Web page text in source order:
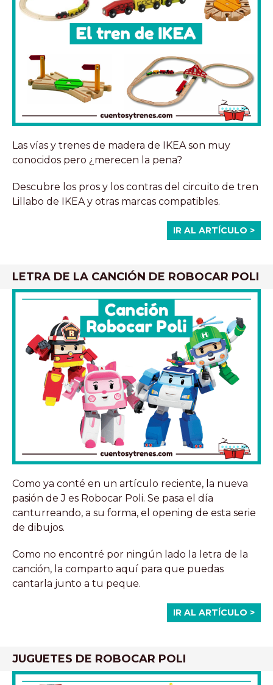
Las vías y trenes de madera de IKEA son muy
conocidos pero ¿merecen la pena?
Descubre los pros y los contras del circuito de tren
Lillabo de IKEA y otras marcas compatibles.
IR AL ARTÍCULO >
LETRA DE LA CANCIÓN DE ROBOCAR POLI
Como ya conté en un artículo reciente, la nueva
pasión de J es Robocar Poli. Se pasa el día
canturreando, a su forma, el opening de esta serie
de dibujos.
Como no encontré por ningún lado la letra de la
canción, la comparto aquí para que puedas
cantarla junto a tu peque.
IR AL ARTÍCULO >
JUGUETES DE ROBOCAR POLI